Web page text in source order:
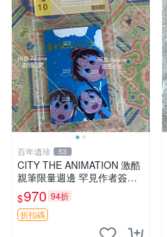
百年遺珍 53
CITY THE ANIMATION 激酷
親筆限量週邊 罕見作者簽名
收藏 現代潮流擺飾 9x9cm 專
家推薦 國際珍藏款 周邊 照片
周邊 尺寸 收藏品
$970 94折
折扣碼